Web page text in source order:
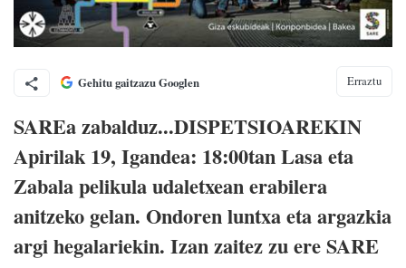
Gehitu gaitzazu Googlen Erraztu
SAREa zabalduz...DISPETSIOAREKIN
Apirilak 19, Igandea: 18:00tan Lasa eta
Zabala pelikula udaletxean erabilera
anitzeko gelan. Ondoren luntxa eta argazkia
argi hegalariekin. Izan zaitez zu ere SARE